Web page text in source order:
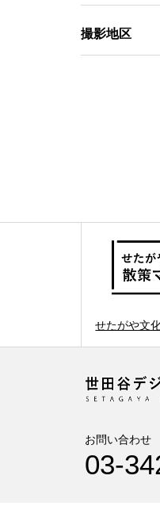
撮影地区
せたがや文
お問い合わせ
03-